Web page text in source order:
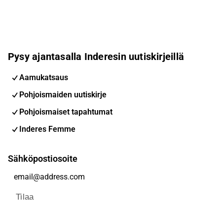
Pysy ajantasalla Inderesin uutiskirjeillä
Aamukatsaus
Pohjoismaiden uutiskirje
Pohjoismaiset tapahtumat
Inderes Femme
Sähköpostiosoite
Tilaa